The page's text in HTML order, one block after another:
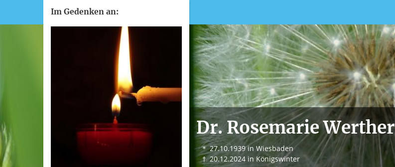
Im Gedenken an:
Dr. Rosemarie Werther
＊ 27.10.1939in Wiesbaden
† 20.12.2024 in Königswinter